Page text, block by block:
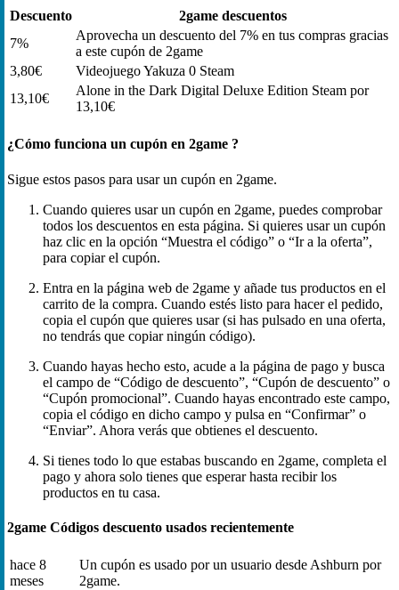
Descuento
2game descuentos
7%
Aprovecha un descuento del 7% en tus compras gracias
a este cupón de 2game
3,80€
Videojuego Yakuza 0 Steam
13,10€
Alone in the Dark Digital Deluxe Edition Steam por
13,10€
¿Cómo funciona un cupón en 2game ?
Sigue estos pasos para usar un cupón en 2game.
Cuando quieres usar un cupón en 2game, puedes comprobar
todos los descuentos en esta página. Si quieres usar un cupón
haz clic en la opción “Muestra el código” o “Ir a la oferta”,
para copiar el cupón.
Entra en la página web de 2game y añade tus productos en el
carrito de la compra. Cuando estés listo para hacer el pedido,
copia el cupón que quieres usar (si has pulsado en una oferta,
no tendrás que copiar ningún código).
Cuando hayas hecho esto, acude a la página de pago y busca
el campo de “Código de descuento”, “Cupón de descuento” o
“Cupón promocional”. Cuando hayas encontrado este campo,
copia el código en dicho campo y pulsa en “Confirmar” o
“Enviar”. Ahora verás que obtienes el descuento.
Si tienes todo lo que estabas buscando en 2game, completa el
pago y ahora solo tienes que esperar hasta recibir los
productos en tu casa.
2game Códigos descuento usados recientemente
hace 8
meses
Un cupón es usado por un usuario desde Ashburn por
2game.